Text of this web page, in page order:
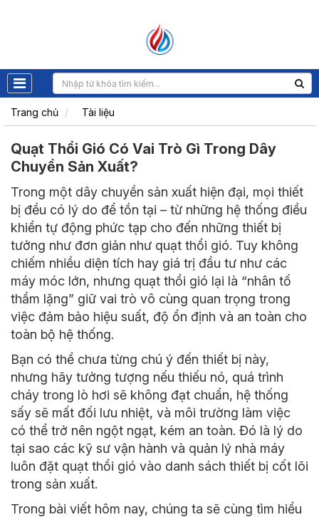
Trang chủ Tài liệu
Quạt Thổi Gió Có Vai Trò Gì Trong Dây
Chuyền Sản Xuất?
Trong một dây chuyền sản xuất hiện đại, mọi thiết
bị đều có lý do để tồn tại – từ những hệ thống điều
khiển tự động phức tạp cho đến những thiết bị
tưởng như đơn giản như quạt thổi gió. Tuy không
chiếm nhiều diện tích hay giá trị đầu tư như các
máy móc lớn, nhưng quạt thổi gió lại là “nhân tố
thầm lặng” giữ vai trò vô cùng quan trọng trong
việc đảm bảo hiệu suất, độ ổn định và an toàn cho
toàn bộ hệ thống.
Bạn có thể chưa từng chú ý đến thiết bị này,
nhưng hãy tưởng tượng nếu thiếu nó, quá trình
cháy trong lò hơi sẽ không đạt chuẩn, hệ thống
sấy sẽ mất đối lưu nhiệt, và môi trường làm việc
có thể trở nên ngột ngạt, kém an toàn. Đó là lý do
tại sao các kỹ sư vận hành và quản lý nhà máy
luôn đặt quạt thổi gió vào danh sách thiết bị cốt lõi
trong sản xuất.
Trong bài viết hôm nay, chúng ta sẽ cùng tìm hiểu